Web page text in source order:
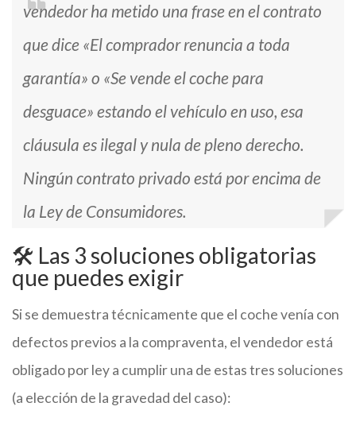
vendedor ha metido una frase en el contrato
que dice «El comprador renuncia a toda
garantía» o «Se vende el coche para
desguace» estando el vehículo en uso, esa
cláusula es ilegal y nula de pleno derecho.
Ningún contrato privado está por encima de
la Ley de Consumidores.
🛠️ Las 3 soluciones obligatorias
que puedes exigir
Si se demuestra técnicamente que el coche venía con
defectos previos a la compraventa, el vendedor está
obligado por ley a cumplir una de estas tres soluciones
(a elección de la gravedad del caso):